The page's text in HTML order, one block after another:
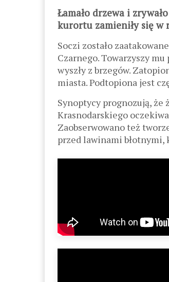
Łamało drzewa i
kurortu zamieniły się w
Soczi zostało
Czarnego. Towarzyszy
wyszły z brzegów.
miasta. Podtopiona jest
Synoptycy prognozują, że
Krasnodarskiego
Zaobserwowano też
przed lawinami błotnymi,